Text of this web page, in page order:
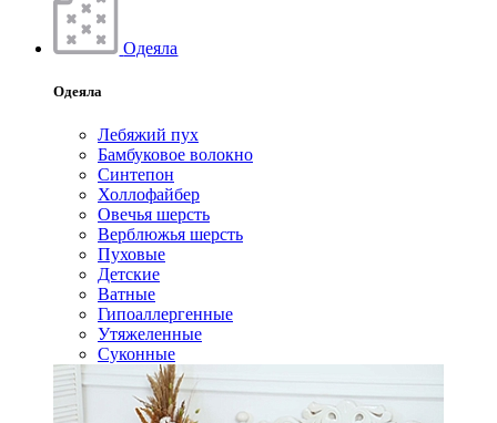
Одеяла
Одеяла
Лебяжий пух
Бамбуковое волокно
Синтепон
Холлофайбер
Овечья шерсть
Верблюжья шерсть
Пуховые
Детские
Ватные
Гипоаллергенные
Утяжеленные
Суконные